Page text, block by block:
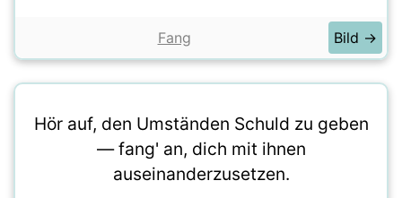
Fang Bild →
Hör auf, den Umständen Schuld zu geben
— fang' an, dich mit ihnen
auseinanderzusetzen.